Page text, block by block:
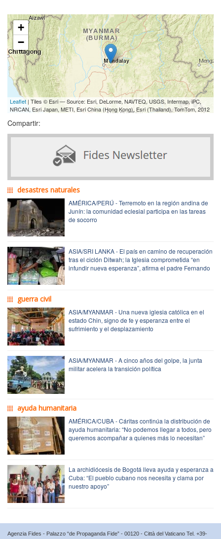
+
−
Leaflet| Tiles © Esri — Source: Esri, DeLorme, NAVTEQ, USGS, Intermap, iPC,
NRCAN, Esri Japan, METI, Esri China (Hong Kong), Esri (Thailand), TomTom, 2012
Compartir:
desastres naturales
AMÉRICA/PERÚ - Terremoto en la región andina de
Junín: la comunidad eclesial participa en las tareas
de socorro
ASIA/SRI LANKA - El país en camino de recuperación
tras el ciclón Ditwah; la Iglesia comprometida “en
infundir nueva esperanza”, afirma el padre Fernando
guerra civil
ASIA/MYANMAR - Una nueva iglesia católica en el
estado Chin, signo de fe y esperanza entre el
sufrimiento y el desplazamiento
ASIA/MYANMAR - A cinco años del golpe, la junta
militar acelera la transición política
ayuda humanitaria
AMÉRICA/CUBA - Cáritas continúa la distribución de
ayuda humanitaria: “No podemos llegar a todos, pero
queremos acompañar a quienes más lo necesitan”
La archidiócesis de Bogotá lleva ayuda y esperanza a
Cuba: “El pueblo cubano nos necesita y clama por
nuestro apoyo”
Agenzia Fides - Palazzo “de Propaganda Fide” - 00120 - Città del Vaticano Tel. +39-